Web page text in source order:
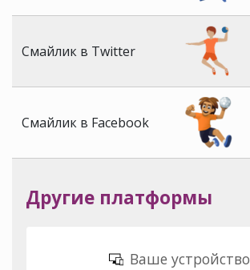
Смайлик в Twitter
Смайлик в Facebook
Другие платформы
Ваше устройство